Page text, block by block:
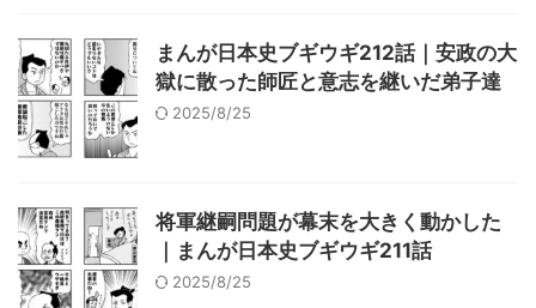
まんが日本史ブギウギ212話｜安政の大
獄に散った師匠と意志を継いだ弟子達
2025/8/25
将軍継嗣問題が幕末を大きく動かした
｜まんが日本史ブギウギ211話
2025/8/25